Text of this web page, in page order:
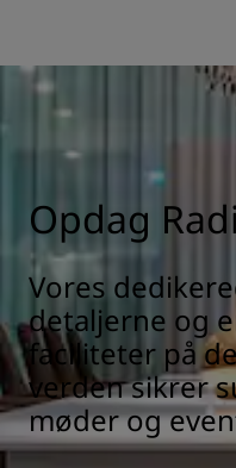
Opdag
Vores
detaljerne og
faciliteter på
verden sikrer
møder og